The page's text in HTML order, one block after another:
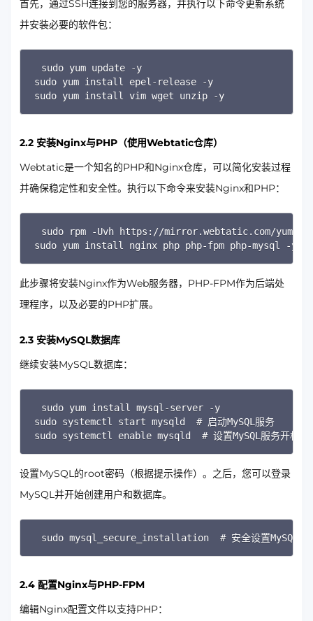
首先，通过SSH连接到您的服务器，并执行以下命令更新系统
并安装必要的软件包：
sudo yum update -y
sudo yum install epel-release -y
sudo yum install vim wget unzip -y
2.2 安装Nginx与PHP（使用Webtatic仓库）
Webtatic是一个知名的PHP和Nginx仓库，可以简化安装过程
并确保稳定性和安全性。执行以下命令来安装Nginx和PHP：
sudo rpm -Uvh https://mirror.webtatic.com/yum/
sudo yum install nginx php php-fpm php-mysql -y
Copy
此步骤将安装Nginx作为Web服务器，PHP-FPM作为后端处
理程序，以及必要的PHP扩展。
2.3 安装MySQL数据库
继续安装MySQL数据库：
sudo yum install mysql-server -y
sudo systemctl start mysqld  # 启动MySQL服务
sudo systemctl enable mysqld  # 设置MySQL服务开机自
设置MySQL的root密码（根据提示操作）。之后，您可以登录
MySQL并开始创建用户和数据库。
sudo mysql_secure_installation  # 安全设置MySQL（
Copy
2.4 配置Nginx与PHP-FPM
编辑Nginx配置文件以支持PHP：